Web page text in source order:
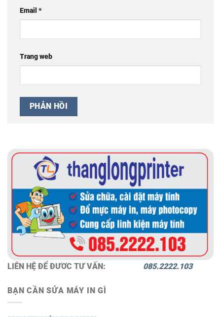
Email *
Trang web
LIÊN HỆ ĐỂ ĐƯƠC TƯ VẤN: 085.2222.103
BẠN CẦN SỬA MÁY IN GÌ